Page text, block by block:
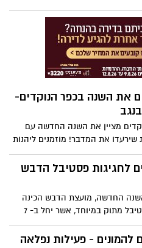
בגדי ילדים, כלי בית, עיצובים
אומנות ועוד..
את השנה בכפר הנוקדים-
מציין את השנה החדשה עם
שירעדו את המדבר! מוזמנים ליהנות
חווייתיות לאורחי הכפר,
מתופפים ושופרות∙ סיור
טיולי אופניים ∙ טיולי גמלים
לחגיגות פסטיבל הדבש
החדשה, מועצת הדבש הכינה
לכם פסטיבל מתוק במיוחד, אשר יחל ב- 7
בספטמבר ויימשך עד 23 בספטמבר, במרכזי
במכוורות ברחבי הארץ עם
להמונים - פעילות נפלאה